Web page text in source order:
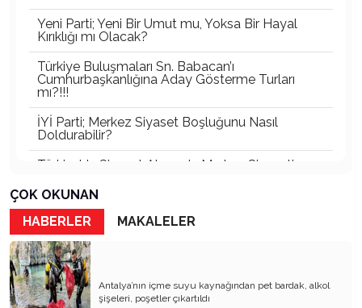
Yeni Parti; Yeni Bir Umut mu, Yoksa Bir Hayal
Kırıklığı mı Olacak?
Türkiye Buluşmaları Sn. Babacan’ı
Cumhurbaşkanlığına Aday Gösterme Turları
mı?!!!
İYİ Parti; Merkez Siyaset Boşluğunu Nasıl
Doldurabilir?
Türkiye’de Siyaset Alanında Merkez Siyaseti
Türkiye’nin En Büyük Partisi Belli Oldu!
Türkiye'nin Görünmeyen İktidarı: Bürokratik
Oligarşi
Antalya Gerçekten Lider Çıkaramıyor mu, Yoksa
Çıkan Liderler Ulusal Ölçekte Görünür Olamıyor
ÇOK OKUNAN
HABERLER
MAKALELER
Antalya’nın içme suyu kaynağından pet bardak, alkol
şişeleri, poşetler çıkartıldı